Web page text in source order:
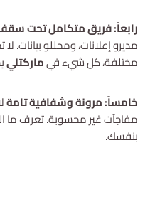
رابعاً: فريق متكامل تحت
مديرو إعلانات، ومحللو بيانات.
مختلفة، كل شيء فيماركتلي
خامساً: مرونة وشفافية تامة
مفاجآت غير محسوبة. تعرف ما
بنفسك.